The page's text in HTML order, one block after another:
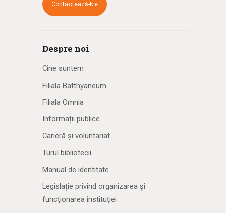
Contactează-Ne
Despre noi
Cine suntem
Filiala Batthyaneum
Filiala Omnia
Informații publice
Carieră și voluntariat
Turul bibliotecii
Manual de identitate
Legislație privind organizarea și
funcționarea instituției